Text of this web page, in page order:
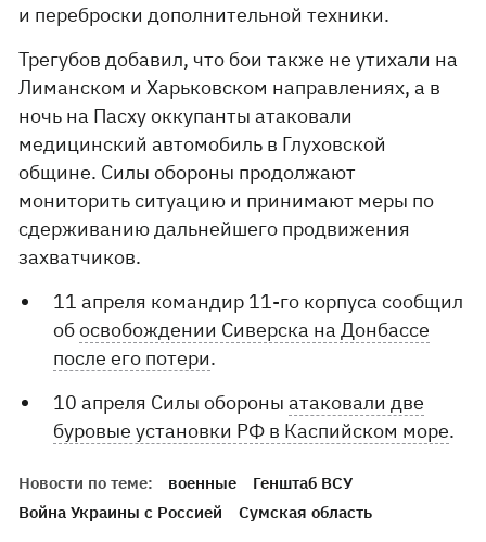
и переброски дополнительной техники.
Трегубов добавил, что бои также не утихали на
Лиманском и Харьковском направлениях, а в
ночь на Пасху оккупанты атаковали
медицинский автомобиль в Глуховской
общине. Силы обороны продолжают
мониторить ситуацию и принимают меры по
сдерживанию дальнейшего продвижения
захватчиков.
11 апреля командир 11-го корпуса сообщил
обосвобождении Сиверска на Донбассе
после его потери.
10 апреля Силы обороныатаковали две
буровые установки РФ в Каспийском море.
Новости по теме: военные
Генштаб ВСУ
Война Украины с Россией
Сумская область